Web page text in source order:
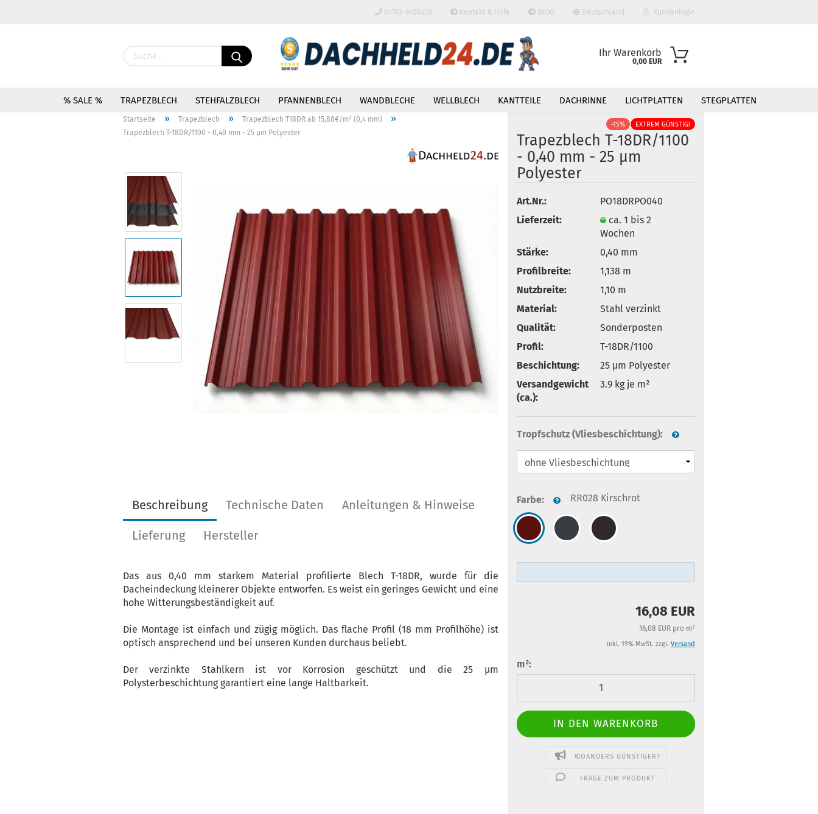
04763-9458430 Kontakt & Hilfe BLOG Deutschland
Lieferland
Kundenlogin
Konto erstellen
Passwort vergessen?
Ihr Warenkorb
0,00 EUR
% SALE % TRAPEZBLECH STEHFALZBLECH PFANNENBLECH WANDBLECHE WELLBLECH KANTTEILE DACHRINNE LICHTPLATTEN STEGPLATTEN
Startseite » Trapezblech » Trapezblech T18DR ab 15,88€/m² (0,4 mm) »
Trapezblech T-18DR/1100 - 0,40 mm - 25 µm Polyester
-15% EXTREM GÜNSTIG!
Trapezblech T-18DR/1100
- 0,40 mm - 25 µm
Polyester
Art.Nr.:
PO18DRPO040
Lieferzeit:
ca. 1 bis 2
Wochen
Stärke:
0,40 mm
Profilbreite:
1,138 m
Nutzbreite:
1,10 m
Material:
Stahl verzinkt
Qualität:
Sonderposten
Profil:
T-18DR/1100
Beschichtung:
25 µm Polyester
Versandgewicht
(ca.):
3.9kg je m²
Tropfschutz (Vliesbeschichtung):
Farbe: RR028 Kirschrot
16,08 EUR
16,08 EUR pro m²
inkl. 19% MwSt. zzgl. Versand
m²:
WOANDERS GÜNSTIGER?
FRAGE ZUM PRODUKT
Beschreibung Technische Daten Anleitungen & Hinweise
Lieferung Hersteller
Das aus 0,40 mm starkem Material profilierte Blech T-18DR, wurde für die
Dacheindeckung kleinerer Objekte entworfen. Es weist ein geringes Gewicht und eine
hohe Witterungsbeständigkeit auf.
Die Montage ist einfach und zügig möglich. Das flache Profil (18 mm Profilhöhe) ist
optisch ansprechend und bei unseren Kunden durchaus beliebt.
Der verzinkte Stahlkern ist vor Korrosion geschützt und die 25 µm
Polysterbeschichtung garantiert eine lange Haltbarkeit.